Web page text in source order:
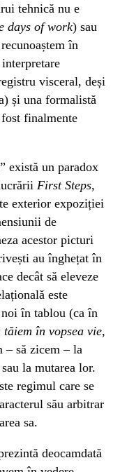
tehnică nu e
days of work) sau
în
visceral, deși
și una formalistă
finalmente
există un paradox
First Steps,
exterior expoziției
de
acestor picturi
au înghețat în
decât să eleveze
este
în tablou (ca în
tăiem în vopsea vie,
– să zicem – la
la mutarea lor.
regimul care se
său arbitrar
sa.
deocamdată